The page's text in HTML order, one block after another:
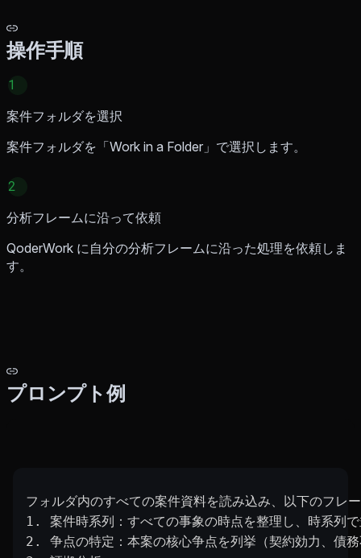
操作手順
1
案件フォルダを選択
案件フォルダを「Work in a Folder」で選択します。
2
分析フレームに沿って依頼
QoderWork に自分の分析フレームに沿った処理を依頼しま
す。
プロンプト例
フォルダ内のすべての案件資料を読み込み、以下のフレ
1. 案件時系列：すべての事象の時点を整理し、時系列
2. 争点の特定：本案の核心争点を列挙（契約効力、債